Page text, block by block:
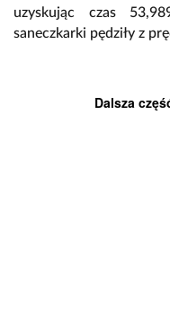
uzyskując czas
saneczkarki pędziły z
Dalsza